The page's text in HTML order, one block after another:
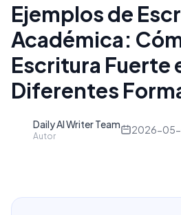
Ejemplos de
Académica:
Escritura Fuerte
Diferentes
Daily AI Writer Team
Autor
2026-